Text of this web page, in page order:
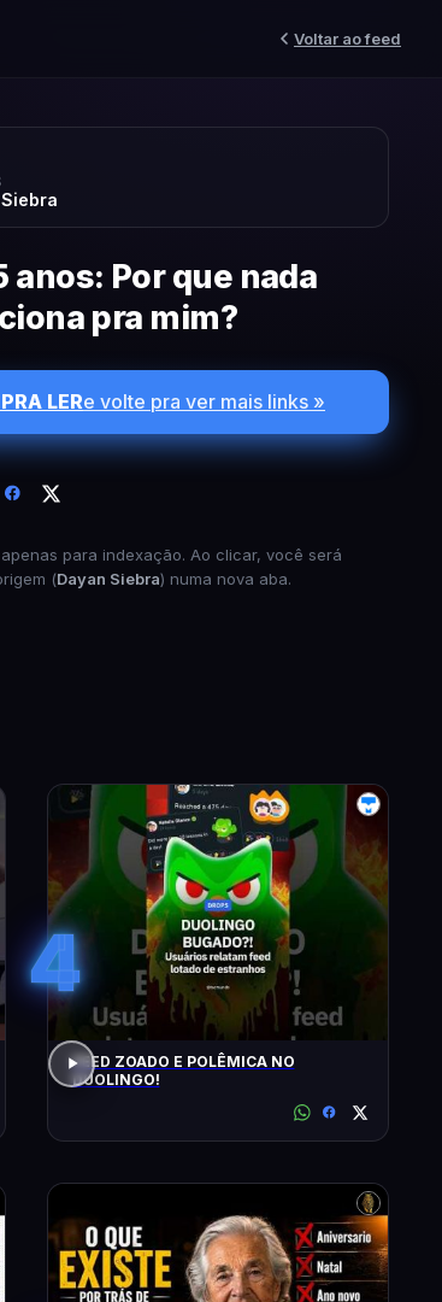
Voltar ao feed
anos: Por que nada
pra mim?
LERe volte pra ver mais links »
para indexação. Ao clicar, você será
(Dayan Siebra) numa nova aba.
4
FEED ZOADO E POLÊMICA NO
DUOLINGO!